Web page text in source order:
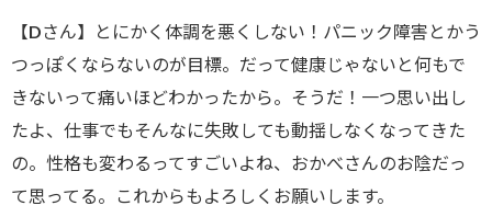
【Dさん】とにかく体調を悪くしない！パニック障害とかう
つっぽくならないのが目標。だって健康じゃないと何もで
きないって痛いほどわかったから。そうだ！一つ思い出し
たよ、仕事でもそんなに失敗しても動揺しなくなってきた
の。性格も変わるってすごいよね、おかべさんのお陰だっ
て思ってる。これからもよろしくお願いします。